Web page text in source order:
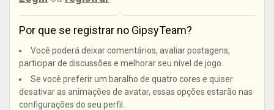
Por que se registrar no GipsyTeam?
Você poderá deixar comentários, avaliar postagens,
participar de discussões e melhorar seu nível de jogo.
Se você preferir um baralho de quatro cores e quiser
desativar as animações de avatar, essas opções estarão nas
configurações do seu perfil.